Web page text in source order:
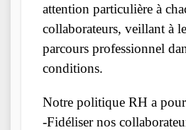
attention particulière à
collaborateurs, veillant à
parcours professionnel
conditions.
Notre politique RH a
-Fidéliser nos